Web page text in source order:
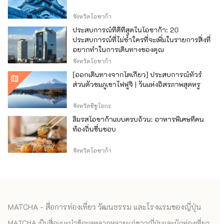
จังหวัดโอซาก้า
ประสบการณ์ที่ดีที่สุดในโอซาก้า: 20
ประสบการณ์ที่ไม่ซ้ำใครที่จะเพิ่มในรายการสิ่งที่
อยากทำในการเดินทางของคุณ
จังหวัดโอซาก้า
[ออกเดินทางจากโตเกียว] ประสบการณ์ทัวร์
ส่วนตัวชมภูเขาไฟฟูจิ | วันแห่งอิสรภาพสุดหรู
จังหวัดชิซูโอกะ
ลิ้มรสโอซาก้าแบบครบถ้วน: อาหารพิเศษที่คน
ท้องถิ่นชื่นชอบ
จังหวัดโอซาก้า
MATCHA - สื่อการท่องเที่ยว วัฒนธรรม และโรงแรมของญี่ปุ่น